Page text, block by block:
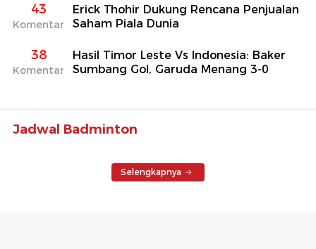
43
Komentar
Erick Thohir Dukung Rencana Penjualan
Saham Piala Dunia
38
Komentar
Hasil Timor Leste Vs Indonesia: Baker
Sumbang Gol, Garuda Menang 3-0
Jadwal Badminton
Selengkapnya